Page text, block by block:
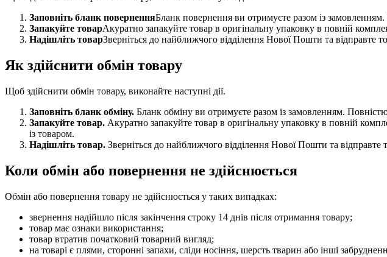
Заповніть бланк поверненняБланк повернення ви отримуєте разом із
Запакуйте товарАкуратно запакуйте товар в оригінальну упаковку в повній
Надішліть товарЗверніться до найближчого відділення Нової Пошти та відправте
Як здійснити обмін товару
Щоб здійснити обмін товару, виконайте наступні дії.
Заповніть бланк обміну. Бланк обміну ви отримуєте разом із замовленням.
Запакуйте товар. Акуратно запакуйте товар в оригінальну упаковку в повній
із товаром.
Надішліть товар. Зверніться до найближчого відділення Нової Пошти та
Коли обмін або повернення не здійснюється
Обмін або повернення товару не здійснюється у таких випадках:
звернення надійшло після закінчення строку 14 днів після отримання товару;
товар має ознаки використання;
товар втратив початковий товарний вигляд;
на товарі є плями, сторонні запахи, сліди носіння, шерсть тварин або інші